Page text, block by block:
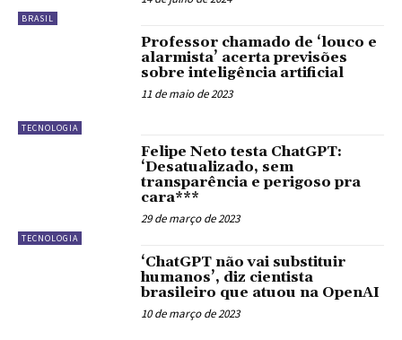
BRASIL
TECNOLOGIA
Professor chamado de ‘louco e
alarmista’ acerta previsões
sobre inteligência artificial
11 de maio de 2023
TECNOLOGIA
Felipe Neto testa ChatGPT:
‘Desatualizado, sem
transparência e perigoso pra
cara***
29 de março de 2023
‘ChatGPT não vai substituir
humanos’, diz cientista
brasileiro que atuou na OpenAI
10 de março de 2023